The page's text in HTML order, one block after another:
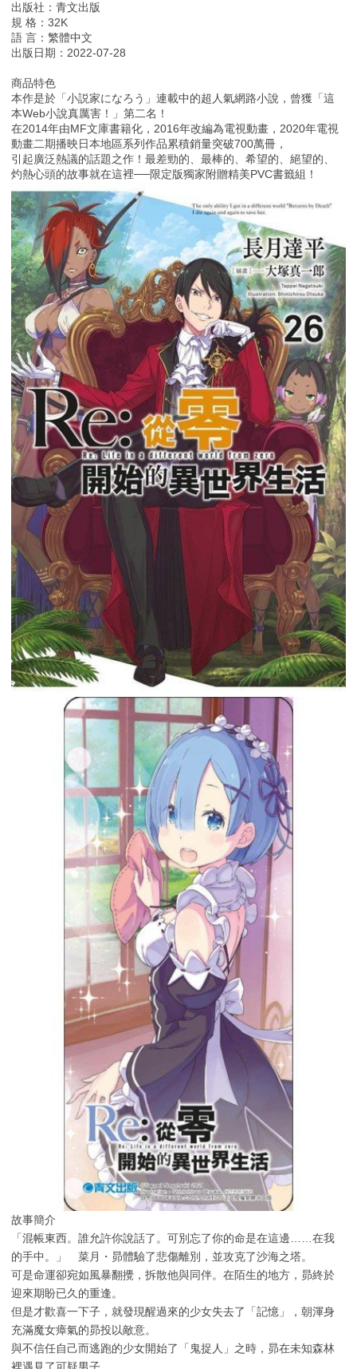
出版社：青文出版
規 格：32K
語 言：繁體中文
出版日期：2022-07-28
商品特色
本作是於「小説家になろう」連載中的超人氣網路小說，曾獲「這
本Web小說真厲害！」第二名！
在2014年由MF文庫書籍化，2016年改編為電視動畫，2020年電視
動畫二期播映日本地區系列作品累積銷量突破700萬冊，
引起廣泛熱議的話題之作！最差勁的、最棒的、希望的、絕望的、
灼熱心頭的故事就在這裡──限定版獨家附贈精美PVC書籤組！
故事簡介
「混帳東西。誰允許你說話了。可別忘了你的命是在這邊……在我
的手中。」 菜月・昴體驗了悲傷離別，並攻克了沙海之塔。
可是命運卻宛如風暴翻攪，拆散他與同伴。在陌生的地方，昴終於
迎來期盼已久的重逢。
但是才歡喜一下子，就發現醒過來的少女失去了「記憶」，朝渾身
充滿魔女瘴氣的昴投以敵意。
與不信任自己而逃跑的少女開始了「鬼捉人」之時，昴在未知森林